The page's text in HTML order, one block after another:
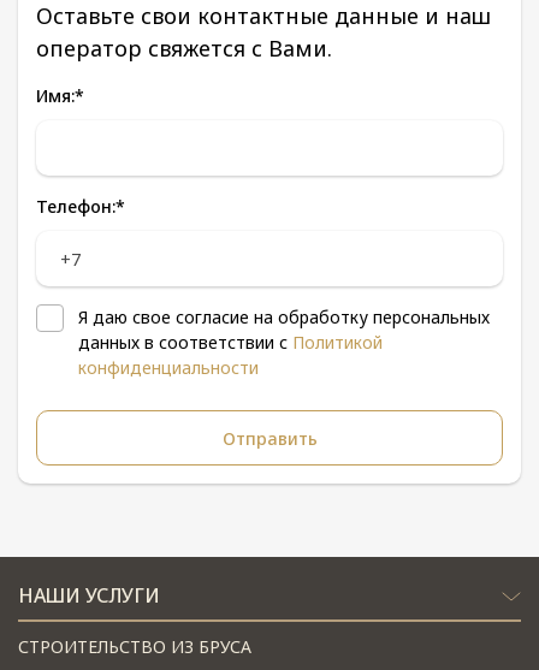
Оставьте свои контактные данные и наш
оператор свяжется с Вами.
Имя:*
Телефон:*
Я даю свое согласие на обработку персональных
данных в соответствии с Политикой
конфиденциальности
НАШИ УСЛУГИ
СТРОИТЕЛЬСТВО ИЗ БРУСА